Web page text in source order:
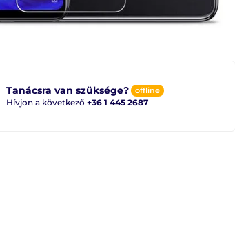
Tanácsra van szüksége? offline
Hívjon a következő +36 1 445 2687